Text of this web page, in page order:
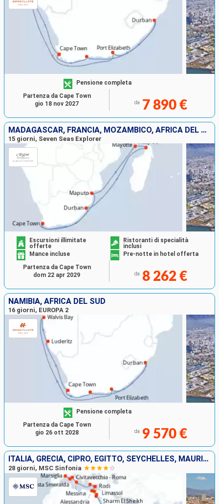
Pensione completa
da 7 890 €
Partenza da Cape Town
gio 18 nov 2027
MADAGASCAR, FRANCIA, MOZAMBICO, AFRICA DEL SUD
15 giorni, Seven Seas Explorer
Escursioni illimitate
offerte
Ristoranti di specialità
inclusi
Mance incluse
Pre-notte in hotel offerta
da 8 262 €
Partenza da Cape Town
dom 22 apr 2029
NAMIBIA, AFRICA DEL SUD
16 giorni, EUROPA 2
Pensione completa
da 9 570 €
Partenza da Cape Town
gio 26 ott 2028
ITALIA, GRECIA, CIPRO, EGITTO, SEYCHELLES, MAURITIUS, FRANCIA, AFRICA DEL SUD
28 giorni, MSC Sinfonia